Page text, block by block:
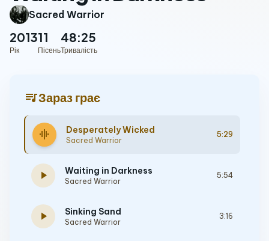
Sacred Warrior
2013
Рік
11
Пісень
48:25
Тривалість
queue_musicЗараз грає
graphic_eq Desperately Wicked
Sacred Warrior
5:29
play_arrow Waiting in Darkness
Sacred Warrior
5:54
play_arrow Sinking Sand
Sacred Warrior
3:16